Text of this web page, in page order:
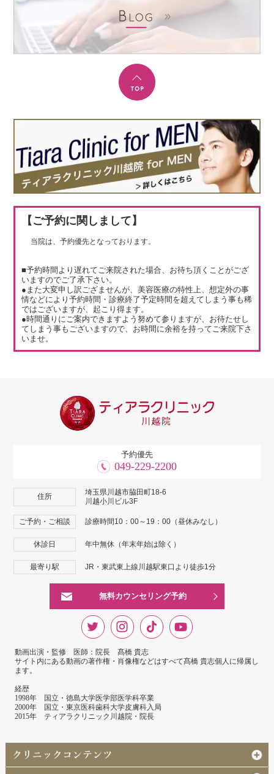
【ご予約に関しまして】
当院は、予約優先となっております。
■予約時間より遅れてご来院された場合、お待ち頂くことがござ
いますのでご了承下さい。
●また大変申し訳ござませんが、美容医療の特性上、想定外の事
情などにより予約時間・診療終了予定時間を超えてしまう事も稀
ではございますが、起こり得ます。
●時間通りにご案内できますよう努めて参りますが、お待たせし
てしまう事もございますので、お時間に余裕を持ってご来院下さ
いませ。
予約優先
049-229-2200
住所
埼玉県川越市脇田町18-6
川越小川ビル3F
ご予約・ご相談 診療時間10：00～19：00（昼休みなし）
休診日 年中無休（年末年始は除く）
最寄り駅 JR・東武東上線川越駅東口より徒歩1分
無料カウンセリング予約
動画出演・監修 医師：院長 髙橋 貴志
サイト内にある動画の著作権・肖像権などはすべて髙橋 貴志個人に帰属し
ます。
経歴
1998年 国立・徳島大学医学部医学科卒業
2000年 国立・東京医科歯科大学皮膚科入局
2015年 ティアラクリニック川越院・院長